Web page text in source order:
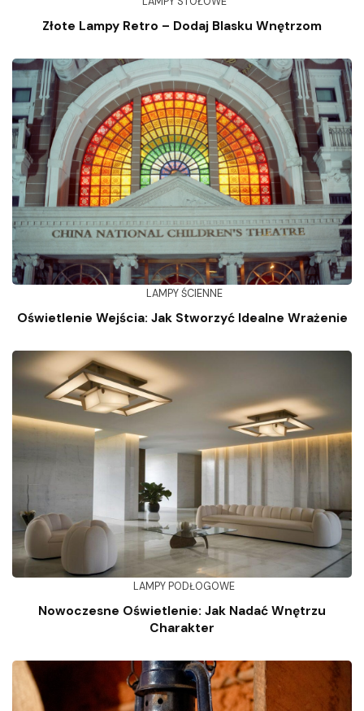
Złote Lampy Retro – Dodaj Blasku Wnętrzom
LAMPY ŚCIENNE
Oświetlenie Wejścia: Jak Stworzyć Idealne Wrażenie
LAMPY PODŁOGOWE
Nowoczesne Oświetlenie: Jak Nadać Wnętrzu
Charakter